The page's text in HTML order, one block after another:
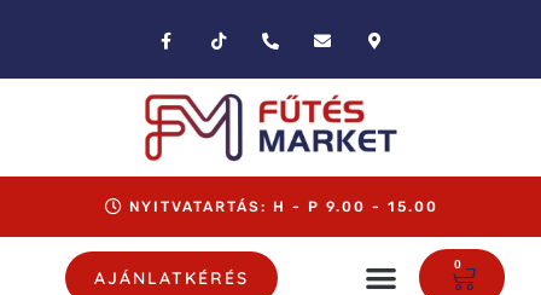
NYITVATARTÁS: H - P 9.00 - 15.00
AJÁNLATKÉRÉS
0